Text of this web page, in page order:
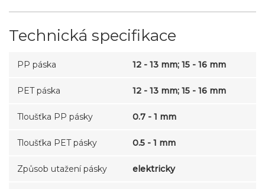
Technická specifikace
PP páska 12 - 13 mm; 15 - 16 mm
PET páska 12 - 13 mm; 15 - 16 mm
Tloušťka PP pásky 0.7 - 1 mm
Tloušťka PET pásky 0.5 - 1 mm
Způsob utažení pásky elektricky